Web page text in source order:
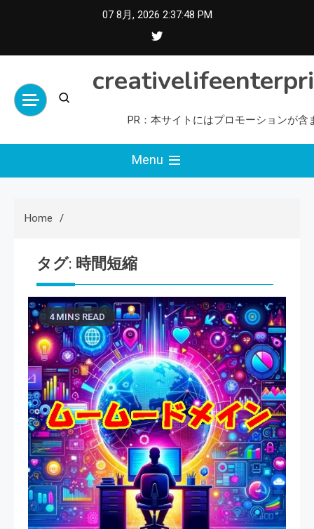
07 8月, 2026 2:37:49 PM
PR：本サイトにはプロモーションが含
Menu
Home
タグ: 時間短縮
4 MINS READ